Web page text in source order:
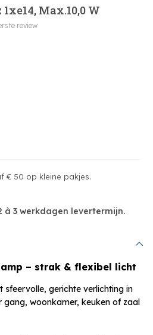
Max.10,0 W
review
€ 50 op kleine pakjes.
à 3 werkdagen levertermijn.
– strak & flexibel licht
sfeervolle, gerichte verlichting in
woonkamer, keuken of zaal